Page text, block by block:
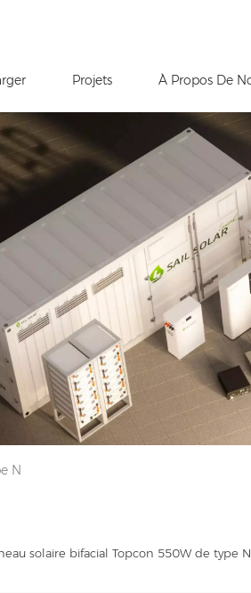
Projets À Propos De
N
solaire bifacial Topcon 550W de type